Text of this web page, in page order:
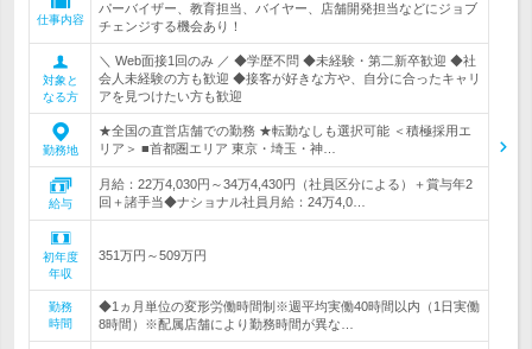
仕事内容
パーバイザー、教育担当、バイヤー、店舗開発担当などにジョブ
チェンジする機会あり！
対象と
なる方
＼ Web面接1回のみ ／ ◆学歴不問 ◆未経験・第二新卒歓迎 ◆社
会人未経験の方も歓迎 ◆接客が好きな方や、自分に合ったキャリ
アを見つけたい方も歓迎
勤務地
★全国の直営店舗での勤務 ★転勤なしも選択可能 ＜積極採用エ
リア＞ ■首都圏エリア 東京・埼玉・神…
給与
月給：22万4,030円～34万4,430円（社員区分による）＋賞与年2
回＋諸手当◆ナショナル社員月給：24万4,0…
初年度
年収
351万円～509万円
勤務
時間
◆1ヵ月単位の変形労働時間制※週平均実働40時間以内（1日実働
8時間）※配属店舗により勤務時間が異な…